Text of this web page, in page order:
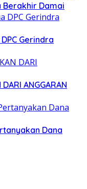
Berakhir Damai
Gerindra
ANGGARAN
Dana